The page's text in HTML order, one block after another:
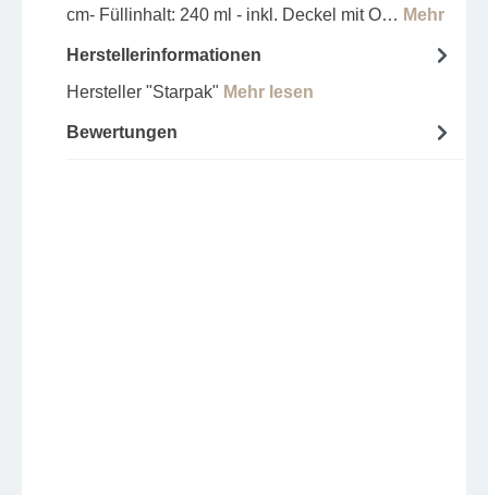
cm- Füllinhalt: 240 ml - inkl. Deckel mit O… Mehr
Herstellerinformationen
Hersteller "Starpak" Mehr lesen
Bewertungen